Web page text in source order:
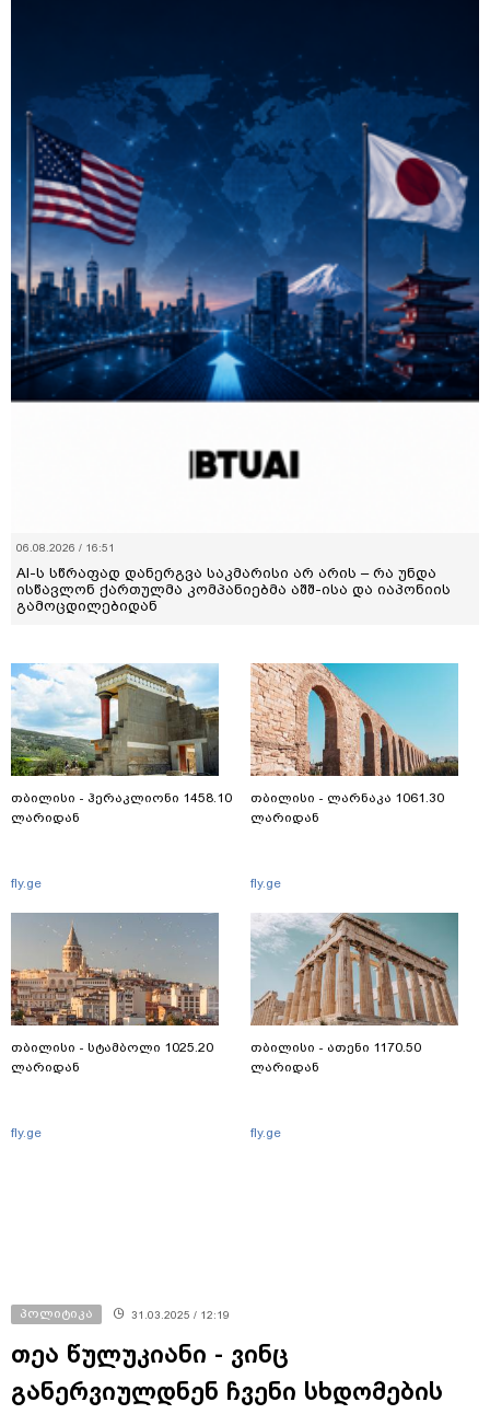
06.08.2026 / 16:51
AI-ს სწრაფად დანერგვა საკმარისი არ არის – რა უნდა
ისწავლონ ქართულმა კომპანიებმა აშშ-ისა და იაპონიის
გამოცდილებიდან
თბილისი - ჰერაკლიონი 1458.10
ლარიდან
fly.ge
თბილისი - სტამბოლი 1025.20
ლარიდან
fly.ge
თბილისი - ლარნაკა 1061.30
ლარიდან
fly.ge
თბილისი - ათენი 1170.50
ლარიდან
fly.ge
პოლიტიკა 31.03.2025 / 12:19
თეა წულუკიანი - ვინც
განერვიულდნენ ჩვენი სხდომების